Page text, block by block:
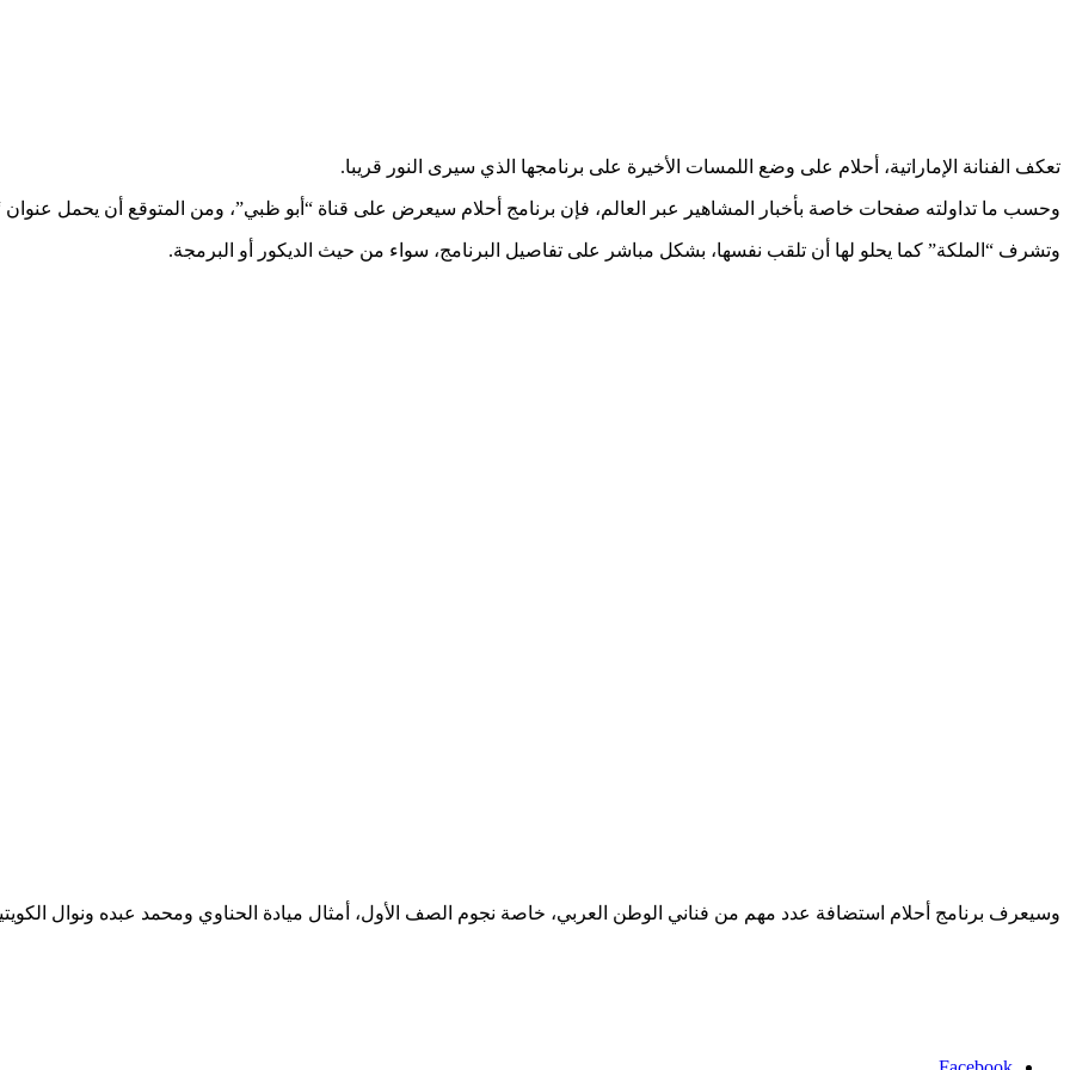
تعكف الفنانة الإماراتية، أحلام على وضع اللمسات الأخيرة على برنامجها الذي سيرى النور قريبا.
وحسب ما تداولته صفحات خاصة بأخبار المشاهير عبر العالم، فإن برنامج أحلام سيعرض على قناة “أبو ظبي”، ومن المتوقع أن يحمل عنوان
وتشرف “الملكة” كما يحلو لها أن تلقب نفسها، بشكل مباشر على تفاصيل البرنامج، سواء من حيث الديكور أو البرمجة.
وسيعرف برنامج أحلام استضافة عدد مهم من فناني الوطن العربي، خاصة نجوم الصف الأول، أمثال ميادة الحناوي ومحمد عبده ونوال